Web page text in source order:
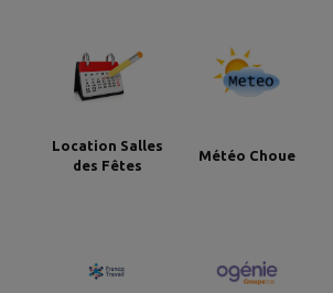
Location Salles
des Fêtes
Météo Choue